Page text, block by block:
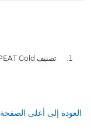
تصنيف EPEAT Gold المسجّل في الولايات المتحدة
العودة إلى أعلى الصفحة